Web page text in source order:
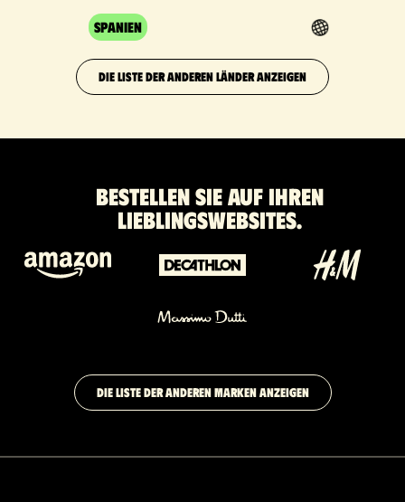
Spanien
DIE LISTE DER ANDEREN LÄNDER ANZEIGEN
Bestellen Sie auf Ihren
Lieblingswebsites.
DIE LISTE DER ANDEREN MARKEN ANZEIGEN